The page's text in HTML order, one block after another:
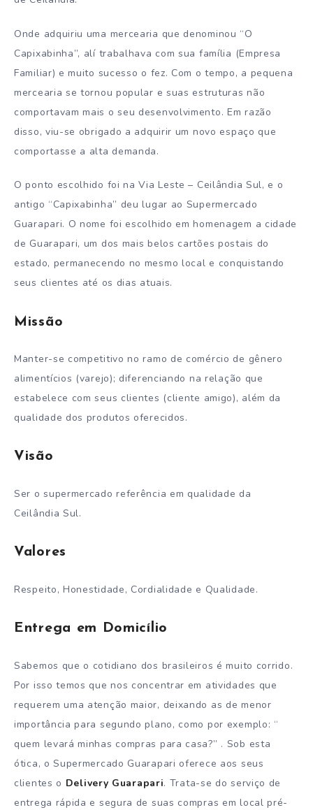
Onde adquiriu uma mercearia que denominou “O
Capixabinha”, alí trabalhava com sua família (Empresa
Familiar) e muito sucesso o fez. Com o tempo, a pequena
mercearia se tornou popular e suas estruturas não
comportavam mais o seu desenvolvimento. Em razão
disso, viu-se obrigado a adquirir um novo espaço que
comportasse a alta demanda.
O ponto escolhido foi na Via Leste – Ceilândia Sul, e o
antigo “Capixabinha” deu lugar ao Supermercado
Guarapari. O nome foi escolhido em homenagem a cidade
de Guarapari, um dos mais belos cartões postais do
estado, permanecendo no mesmo local e conquistando
seus clientes até os dias atuais.
Missão
Manter-se competitivo no ramo de comércio de gênero
alimentícios (varejo); diferenciando na relação que
estabelece com seus clientes (cliente amigo), além da
qualidade dos produtos oferecidos.
Visão
Ser o supermercado referência em qualidade da
Ceilândia Sul.
Valores
Respeito, Honestidade, Cordialidade e Qualidade.
Entrega em Domicílio
Sabemos que o cotidiano dos brasileiros é muito corrido.
Por isso temos que nos concentrar em atividades que
requerem uma atenção maior, deixando as de menor
importância para segundo plano, como por exemplo: “
quem levará minhas compras para casa?” . Sob esta
ótica, o Supermercado Guarapari oferece aos seus
clientes o Delivery Guarapari. Trata-se do serviço de
entrega rápida e segura de suas compras em local pré-